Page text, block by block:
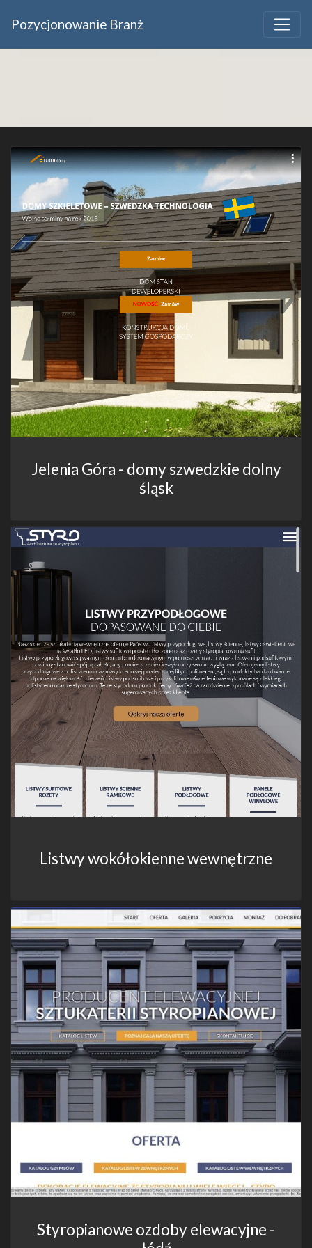
Pozycjonowanie Branż
Jelenia Góra - domy szwedzkie dolny
śląsk
Listwy wokółokienne wewnętrzne
Styropianowe ozdoby elewacyjne -